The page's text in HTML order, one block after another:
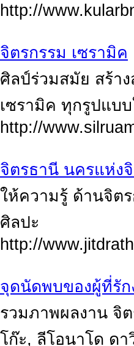
http://
จิตรกรรม เซรามิค
ศิลป์ร่วมสมัย สร้า
เซรามิค ทุกรูปแบ
http://
จิตรธานี นครแห่ง
ให้ความรู้ ด้านจิต
ศิลปะ
http://
จุดนัดพบของผู้ที่รั
รวมภาพผลงาน จิ
โก๊ะ, ลีโอนาโด ด